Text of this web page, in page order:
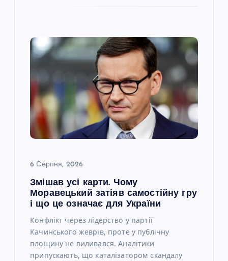
6 Серпня, 2026
Змішав усі карти. Чому
Моравецький затіяв самостійну гру
і що це означає для України
Конфлікт через лідерство у партії
Качинського жеврів, проте у публічну
площину не виливався. Аналітики
припускають, що каталізатором скандалу